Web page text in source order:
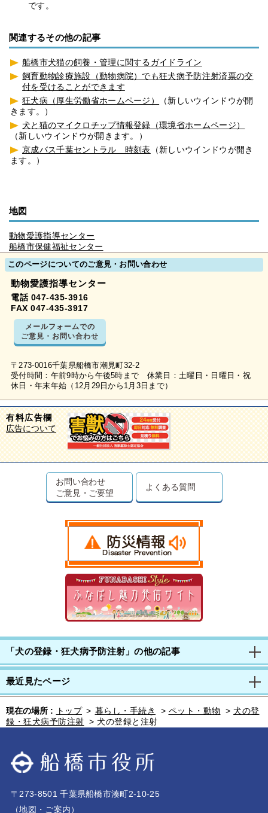
です。
関連するその他の記事
船橋市犬猫の飼養・管理に関するガイドライン
飼育動物診療施設（動物病院）でも狂犬病予防注射済票の交
付を受けることができます
狂犬病（厚生労働省ホームページ）
（新しいウインドウが開
きます。）
犬と猫のマイクロチップ情報登録（環境省ホームページ）
（新しいウインドウが開きます。）
京成バス千葉セントラル 時刻表 （新しいウインドウが開き
ます。）
地図
動物愛護指導センター
船橋市保健福祉センター
このページについてのご意見・お問い合わせ
動物愛護指導センター
電話 047-435-3916
FAX 047-435-3917
メールフォームでの
ご意見・お問い合わせ
〒273-0016千葉県船橋市潮見町32-2
受付時間：午前9時から午後5時まで 休業日：土曜日・日曜日・祝
休日・年末年始（12月29日から1月3日まで）
有料広告欄
広告について
お問い合わせ
ご意見・ご要望
よくある質問
「犬の登録・狂犬病予防注射」の他の記事
最近見たページ
現在の場所 : トップ > 暮らし・手続き > ペット・動物 > 犬の登
録・狂犬病予防注射 > 犬の登録と注射
〒273-8501 千葉県船橋市湊町2-10-25
（地図・ご案内）